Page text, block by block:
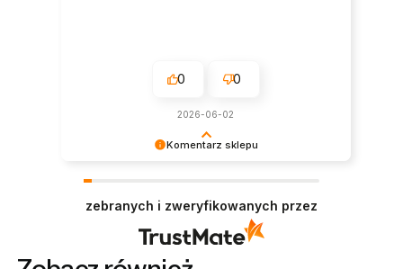
Komentarz sklepu
oczekiwaniom.
0 0
2026-06-02
zebranych i zweryfikowanych przez